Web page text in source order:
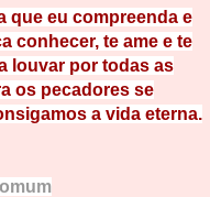
que eu compreenda e
conhecer, te ame e te
louvar por todas as
os pecadores se
a vida eterna.